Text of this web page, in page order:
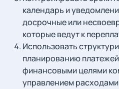
календарь и
досрочные или
которые ведут к
Использовать
планированию
финансовыми целями
управлением